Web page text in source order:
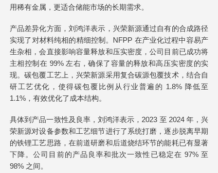
用稀有金属，更适合储能市场的长期需求。
产品差异化方面，刘鸿洋表示，兴荣新源通过自有的合成路径
实现了对材料纯相的精细控制。NFPP 在产业化过程中容易产
生杂相，会直接影响容量释放和压实密度，公司目前已成功将
主相控制在 99% 左右，确保了容量的释放和高压实密度的实
现。碳包覆工艺上，兴荣新源采用复合碳源包覆技术，结合自
研工艺优化，使得碳包覆比例从行业普遍的 1.8% 降低至
1.1%，有效优化了成本结构。
具体到产品一致性及良率，刘鸿洋表示，2023 至 2024 年，兴
荣新源对设备参数和工艺细节进行了系统打磨，逐步脱离早期
的铁锂工艺思路，在前道研磨和后道烧结环节的能耗已有显著
下降。公司目前的产品良率和批次一致性已稳定在 97% 至
98% 之间。